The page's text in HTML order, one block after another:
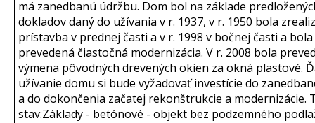
má zanedbanú údržbu. Dom bol na základe
dokladov daný do užívania v r. 1937, v r. 1950 bola
prístavba v prednej časti a v r. 1998 v bočnej časti a bola
prevedená čiastočná modernizácia. V r. 2008 bola
výmena pôvodných drevených okien za okná plastové.
užívanie domu si bude vyžadovať investície do
a do dokončenia začatej rekonštrukcie a modernizácie.
stav:Základy - betónové - objekt bez podzemného